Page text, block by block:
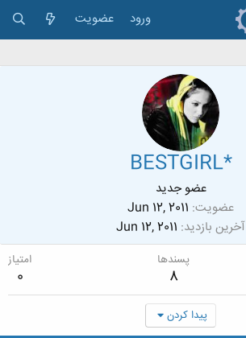
ورود عضویت
BESTGIRL*
عضو جدید
عضویت Jun 12, 2011
آخرین بازدید Jun 12, 2011
پسندها
8
امتیاز
0
پیدا کردن